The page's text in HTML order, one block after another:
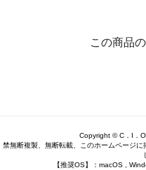
この商品
Copyright © C．I．
禁無断複製、無断転載、このホームページ
【推奨OS】：macOS ,